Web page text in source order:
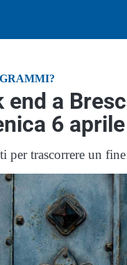
end a
6
per trascorrere un